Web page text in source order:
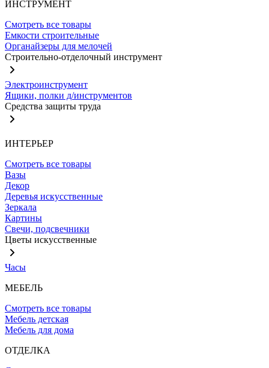
ИНСТРУМЕНТ
Смотреть все товары
Емкости строительные
Органайзеры для мелочей
Строительно-отделочный инструмент
Электроинструмент
Ящики, полки д/инструментов
Средства защиты труда
ИНТЕРЬЕР
Смотреть все товары
Вазы
Декор
Деревья искусственные
Зеркала
Картины
Свечи, подсвечники
Цветы искусственные
Часы
МЕБЕЛЬ
Смотреть все товары
Мебель детская
Мебель для дома
ОТДЕЛКА